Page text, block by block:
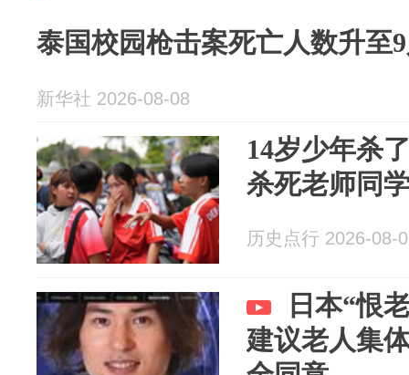
泰国校园枪击案死亡人数升至
新华社 2026-08-08
14岁少年杀
杀死老师同
历史点行 2026-08-
日本“恨
建议老人集